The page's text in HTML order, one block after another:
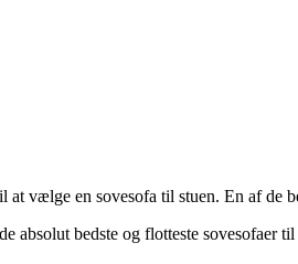
vælge en sovesofa til stuen. En af de
absolut bedste og flotteste